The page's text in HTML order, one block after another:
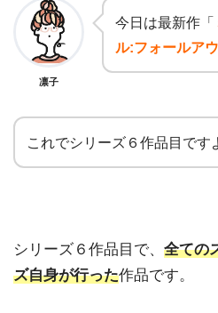
凛子
今日は最新作「
ル:フォールア
これでシリーズ６作品目です
シリーズ６作品目で、 全ての
ズ自身が行った作品です。